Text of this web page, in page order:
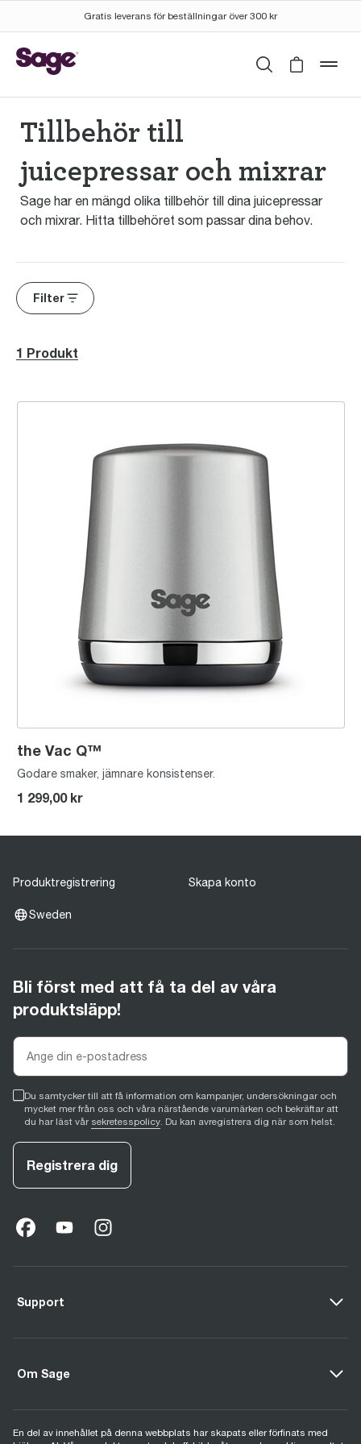
Gratis leverans för beställningar över 300 kr
Sök Cart is
Tillbehör till
juicepressar och mixrar
Sage har en mängd olika tillbehör till dina juicepressar
och mixrar. Hitta tillbehöret som passar dina behov.
Filter
1 Produkt
the Vac Q™
the Vac Q™
Godare smaker, jämnare konsistenser.
1 299,00 kr
Produktregistrering Skapa konto
Sweden
Bli först med att få ta del av våra
produktsläpp!
Du samtycker till att få information om kampanjer, undersökningar och
mycket mer från oss och våra närstående varumärken och bekräftar att
du har läst vår sekretesspolicy. Du kan avregistrera dig när som helst.
Registrera dig
facebook
opens in new tab
youtube
opens in new tab
instagram
opens in new tab
Support
Om Sage
En del av innehållet på denna webbplats har skapats eller förfinats med